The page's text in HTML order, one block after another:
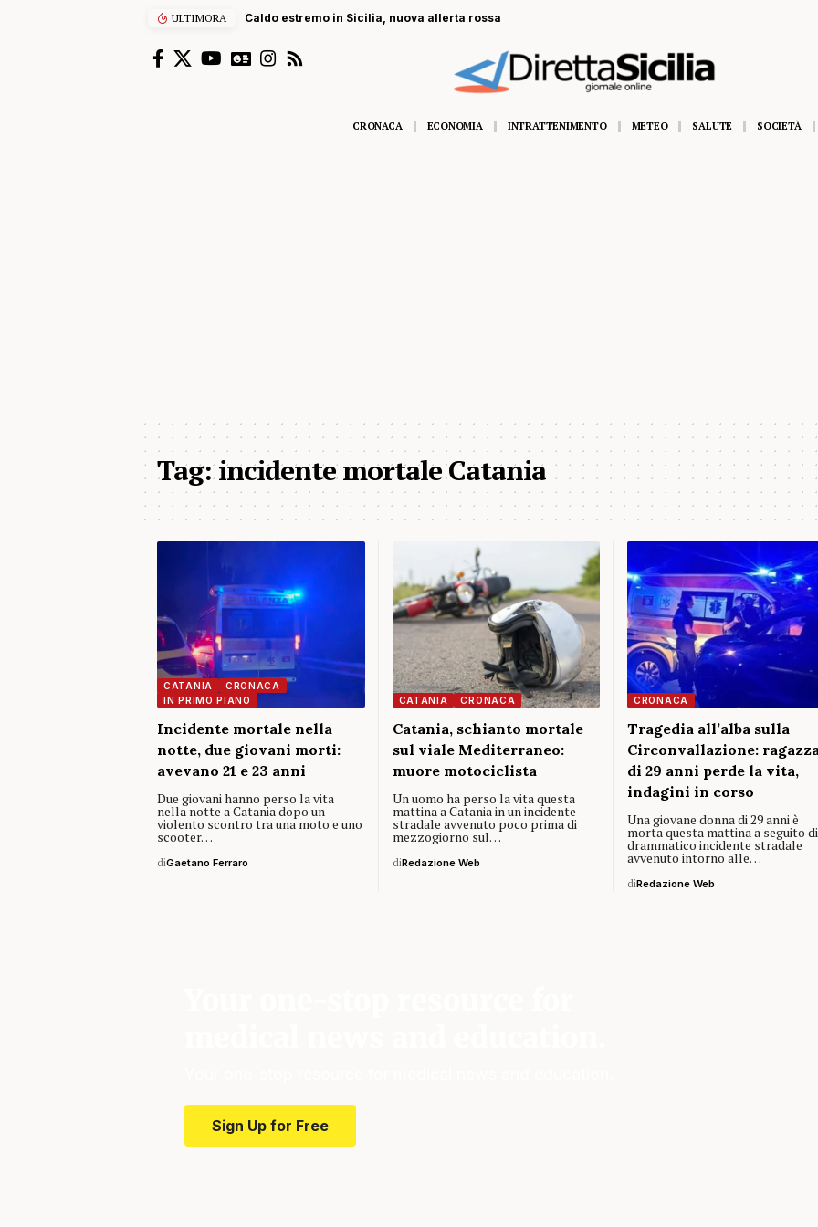
ULTIMORA Caldo estremo in Sicilia, nuova allerta rossa
CRONACA ECONOMIA INTRATTENIMENTO METEO SALUTE SOCIETÀ
Tag:incidente mortale Catania
CATANIA
CRONACA
IN PRIMO PIANO
Incidente mortale nella
notte, due giovani morti:
avevano 21 e 23 anni
Due giovani hanno perso la vita
nella notte a Catania dopo un
violento scontro tra una moto e uno
scooter…
diGaetano Ferraro
CATANIA CRONACA
Catania, schianto mortale
sul viale Mediterraneo:
muore motociclista
Un uomo ha perso la vita questa
mattina a Catania in un incidente
stradale avvenuto poco prima di
mezzogiorno sul…
diRedazione Web
CRONACA
Tragedia all’alba sulla
Circonvallazione:
di 29 anni perde la vita,
indagini in corso
Una giovane donna di 29 anni è
morta questa mattina a seguito
drammatico incidente stradale
avvenuto intorno alle…
diRedazione Web
Sign Up for Free